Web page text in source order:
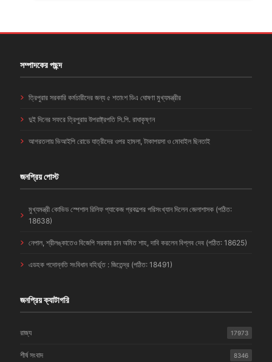
সম্পাদকের পছন্দ
ত্রিপুরার সরকারি কর্মচারীদের জন্য ৫ শতাংশ ডিএ ঘোষণা মুখ্যমন্ত্রীর
দুই দিনের সফরে ত্রিপুরায় উপরাষ্ট্রপতি সি.পি. রাধাকৃষ্ণন
আগরতলায় ভিআইপি রোডে যাত্রীদের ওপর হামলা, টাকাপয়সা ও মোবাইল ছিনতাই
জনপ্রিয় পোস্ট
মুখ্যমন্ত্রী কোভিড স্পেশাল রিলিফ প্যাকেজ প্রকল্পের পরিসংখ্যান দিলেন জেলাশাসক (পঠিত:
18638)
নেপাল, শ্রীলঙ্কাতেও বিজেপি সরকার চান অমিত শাহ, দাবি করলেন বিপ্লব দেব (পঠিত: 18625)
এডহক পদোন্নতি সংবিধান বহির্ভূত : জিতেন্দ্র (পঠিত: 18491)
জনপ্রিয় ক্যাটাগরি
রাজ্য 17973
শীর্ষ সংবাদ 8346